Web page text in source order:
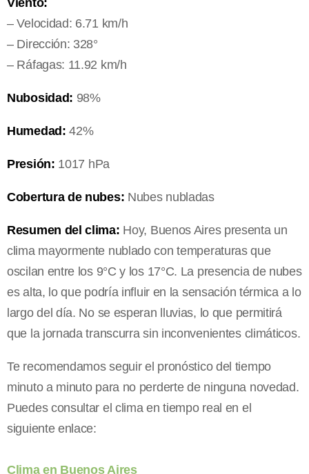
Viento:
– Velocidad: 6.71 km/h
– Dirección: 328°
– Ráfagas: 11.92 km/h
Nubosidad: 98%
Humedad: 42%
Presión: 1017 hPa
Cobertura de nubes: Nubes nubladas
Resumen del clima: Hoy, Buenos Aires presenta un
clima mayormente nublado con temperaturas que
oscilan entre los 9°C y los 17°C. La presencia de nubes
es alta, lo que podría influir en la sensación térmica a lo
largo del día. No se esperan lluvias, lo que permitirá
que la jornada transcurra sin inconvenientes climáticos.
Te recomendamos seguir el pronóstico del tiempo
minuto a minuto para no perderte de ninguna novedad.
Puedes consultar el clima en tiempo real en el
siguiente enlace:
Clima en Buenos Aires